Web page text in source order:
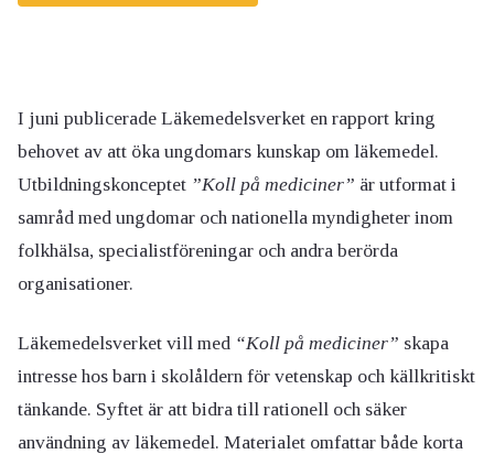
I juni publicerade Läkemedelsverket en rapport kring
behovet av att öka ungdomars kunskap om läkemedel.
Utbildningskonceptet ”Koll på mediciner” är utformat i
samråd med ungdomar och nationella myndigheter inom
folkhälsa, specialistföreningar och andra berörda
organisationer.
Läkemedelsverket vill med “Koll på mediciner” skapa
intresse hos barn i skolåldern för vetenskap och källkritiskt
tänkande. Syftet är att bidra till rationell och säker
användning av läkemedel. Materialet omfattar både korta